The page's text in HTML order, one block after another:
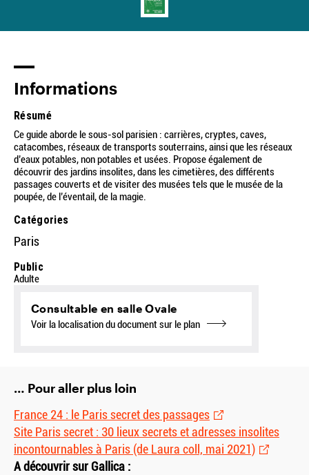
Informations
Résumé
Ce guide aborde le sous-sol parisien : carrières, cryptes, caves,
catacombes, réseaux de transports souterrains, ainsi que les réseaux
d’eaux potables, non potables et usées. Propose également de
découvrir des jardins insolites, dans les cimetières, des différents
passages couverts et de visiter des musées tels que le musée de la
poupée, de l’éventail, de la magie.
Catégories
Paris
Public
Adulte
Consultable en salle Ovale
Voir la localisation du document sur le plan
… Pour aller plus loin
France 24 : le Paris secret des passages
Site Paris secret : 30 lieux secrets et adresses insolites
incontournables à Paris (de Laura coll, mai 2021)
A découvrir sur Gallica :